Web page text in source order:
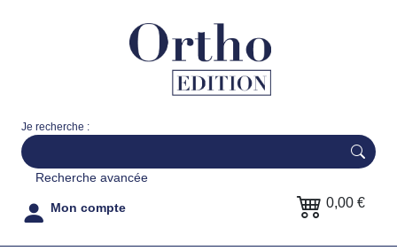
Je recherche :
Recherche avancée
Mon compte 0,00 €